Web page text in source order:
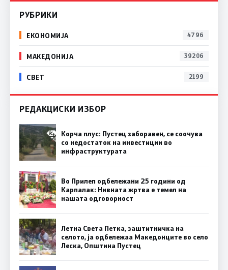
РУБРИКИ
ЕКОНОМИЈА 4796
МАКЕДОНИЈА 39206
СВЕТ 2199
РЕДАКЦИСКИ ИЗБОР
Корча плус: Пустец заборавен, се соочува
со недостаток на инвестиции во
инфраструктурата
Во Прилеп одбележани 25 години од
Карпалак: Нивната жртва е темел на
нашата одговорност
Летна Света Петка, заштитничка на
селото, ја одбележаа Македонците во село
Леска, Општина Пустец